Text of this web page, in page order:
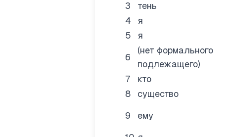
3
тень
4
я
5
я
6
(нет формального
подлежащего)
7 кто
8
существо
9 ему